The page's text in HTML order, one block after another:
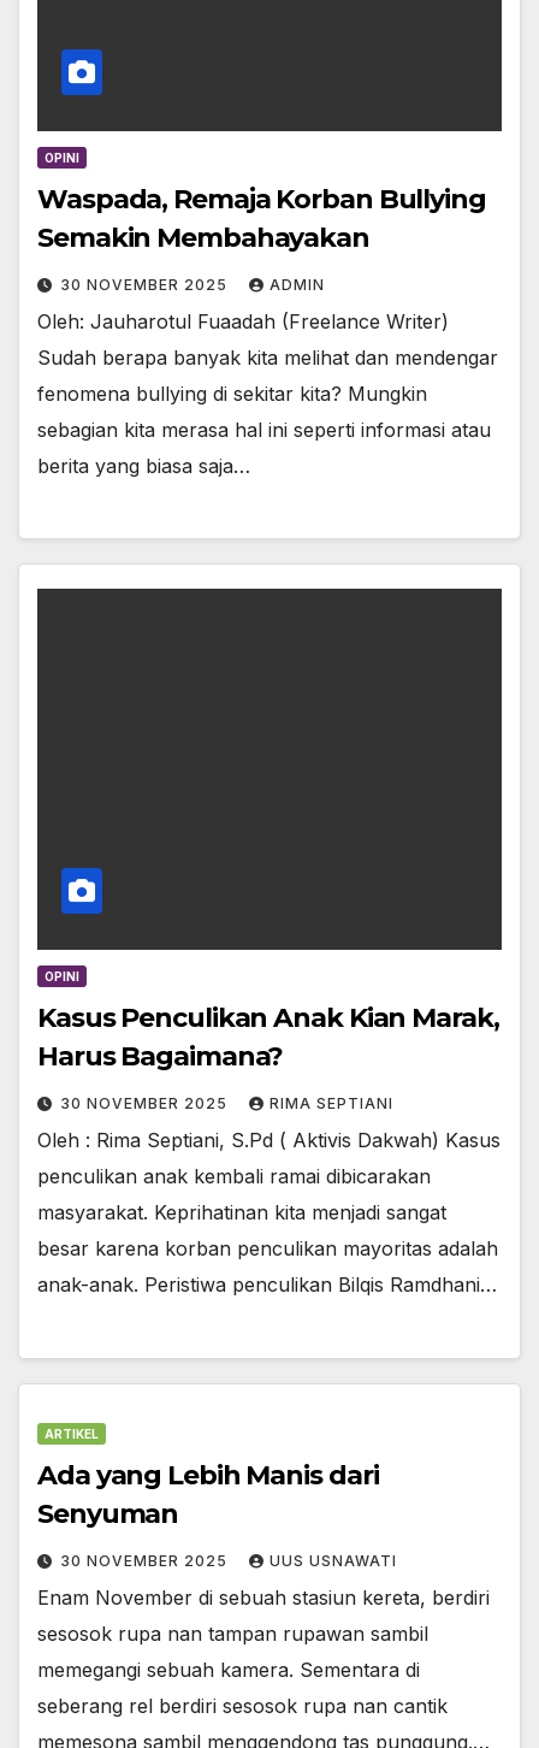
OPINI
Waspada, Remaja Korban Bullying
Semakin Membahayakan
30 NOVEMBER 2025 ADMIN
Oleh: Jauharotul Fuaadah (Freelance Writer)
Sudah berapa banyak kita melihat dan mendengar
fenomena bullying di sekitar kita? Mungkin
sebagian kita merasa hal ini seperti informasi atau
berita yang biasa saja…
OPINI
Kasus Penculikan Anak Kian Marak,
Harus Bagaimana?
30 NOVEMBER 2025 RIMA SEPTIANI
Oleh : Rima Septiani, S.Pd ( Aktivis Dakwah) Kasus
penculikan anak kembali ramai dibicarakan
masyarakat. Keprihatinan kita menjadi sangat
besar karena korban penculikan mayoritas adalah
anak-anak. Peristiwa penculikan Bilqis Ramdhani…
ARTIKEL
Ada yang Lebih Manis dari
Senyuman
30 NOVEMBER 2025 UUS USNAWATI
Enam November di sebuah stasiun kereta, berdiri
sesosok rupa nan tampan rupawan sambil
memegangi sebuah kamera. Sementara di
seberang rel berdiri sesosok rupa nan cantik
memesona sambil menggendong tas punggung.…